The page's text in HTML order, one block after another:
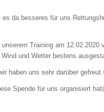
da besseres für uns
Training am 12.02.2020
und Wetter bestens
haben uns sehr darüber gefreut.
Spende für uns organisiert hat